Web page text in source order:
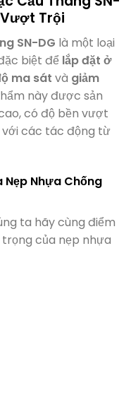
Trội
SN-DG là một loại
biệt để lắp đặt ở
ma sát và giảm
này được sản
có độ bền vượt
các tác động từ
Nẹp Nhựa Chống
ta hãy cùng điểm
của nẹp nhựa